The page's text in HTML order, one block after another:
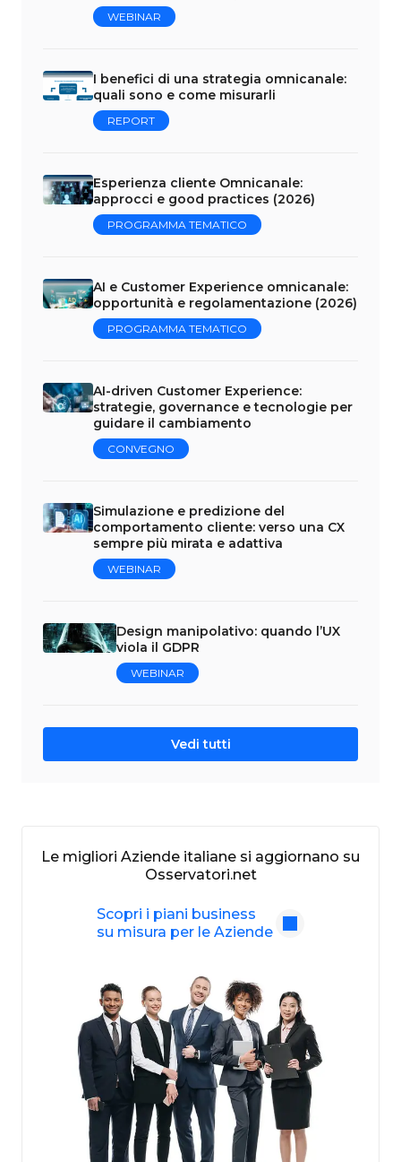
WEBINAR
I benefici di una strategia omnicanale:
quali sono e come misurarli
REPORT
Esperienza cliente Omnicanale:
approcci e good practices (2026)
PROGRAMMA TEMATICO
AI e Customer Experience omnicanale:
opportunità e regolamentazione (2026)
PROGRAMMA TEMATICO
AI-driven Customer Experience:
strategie, governance e tecnologie per
guidare il cambiamento
CONVEGNO
Simulazione e predizione del
comportamento cliente: verso una CX
sempre più mirata e adattiva
WEBINAR
Design manipolativo: quando l’UX
viola il GDPR
WEBINAR
Vedi tutti
Le migliori Aziende italiane si aggiornano su
Osservatori.net
Scopri i piani business
su misura per le Aziende